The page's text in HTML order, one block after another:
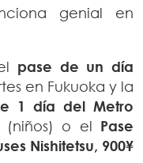
genial en
pase de un día
en Fukuoka y la
1 día del Metro
o el Pase
Nishitetsu, 900¥